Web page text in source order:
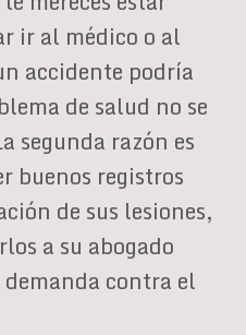
ir al médico o al
accidente podría
de salud no se
segunda razón es
buenos registros
de sus lesiones,
a su abogado
contra el